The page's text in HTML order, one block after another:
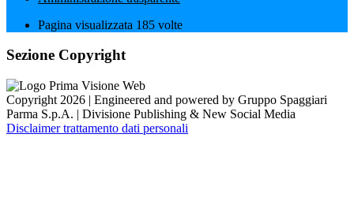
Pagina visualizzata 185 volte
Sezione Copyright
Copyright 2026 | Engineered and powered by Gruppo Spaggiari
Parma S.p.A. | Divisione Publishing & New Social Media
Disclaimer trattamento dati personali